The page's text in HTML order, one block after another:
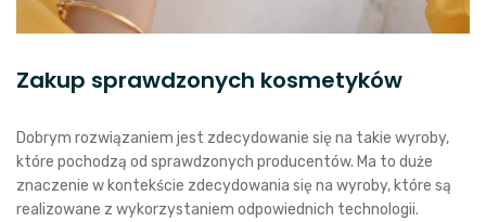
Zakup sprawdzonych kosmetyków
Dobrym rozwiązaniem jest zdecydowanie się na takie wyroby,
które pochodzą od sprawdzonych producentów. Ma to duże
znaczenie w kontekście zdecydowania się na wyroby, które są
realizowane z wykorzystaniem odpowiednich technologii.